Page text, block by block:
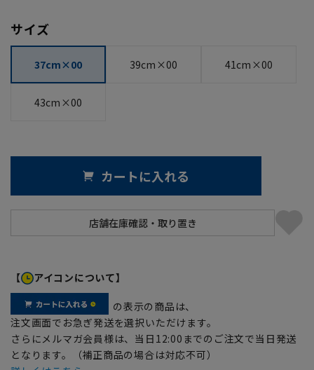
サイズ
37cm×00 39cm×00 41cm×00
43cm×00
カートに入れる
【 アイコンについて】
の表示の商品は、
注文画面でお急ぎ発送を選択いただけます。
さらにメルマガ会員様は、当日12:00までのご注文で当日発送
となります。（補正商品の場合は対応不可）